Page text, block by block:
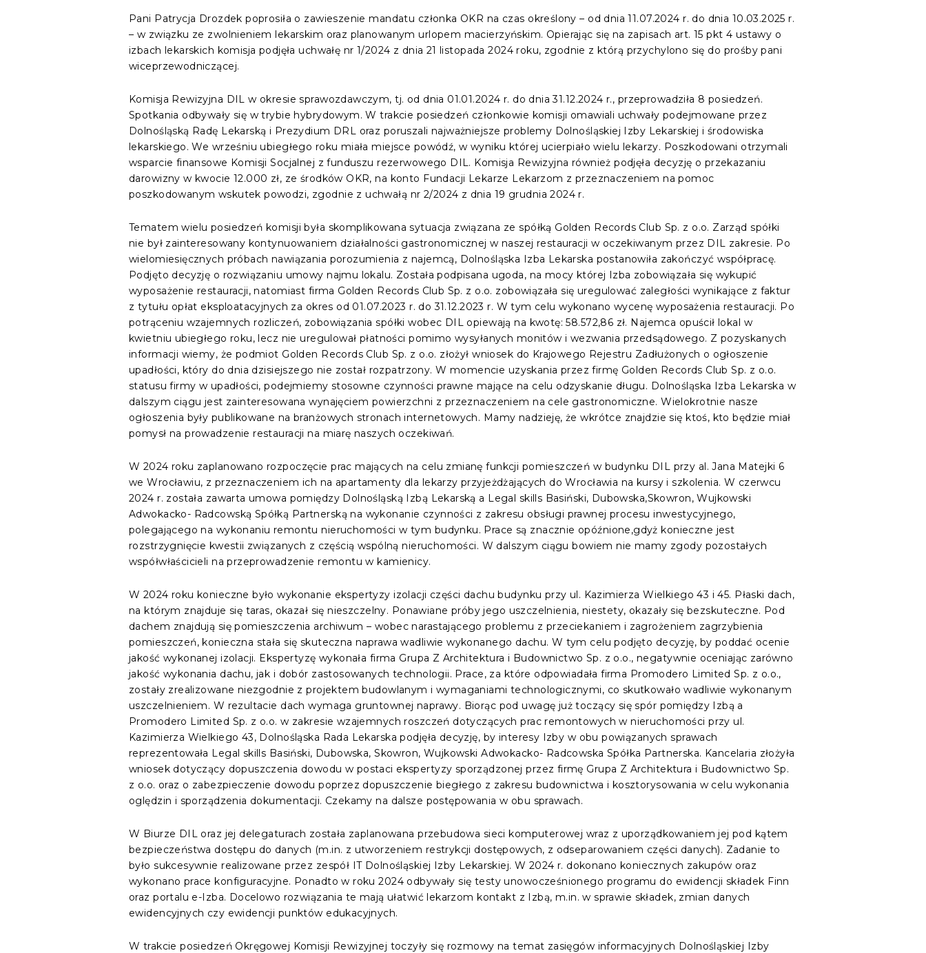
Pani Patrycja Drozdek poprosiła o zawieszenie mandatu członka OKR na czas określony – od dnia 11.07.2024 r. do dnia 10.03.2025 r.
– w związku ze zwolnieniem lekarskim oraz planowanym urlopem macierzyńskim. Opierając się na zapisach art. 15 pkt 4 ustawy o
izbach lekarskich komisja podjęła uchwałę nr 1/2024 z dnia 21 listopada 2024 roku, zgodnie z którą przychylono się do prośby pani
wiceprzewodniczącej.
Komisja Rewizyjna DIL w okresie sprawozdawczym, tj. od dnia 01.01.2024 r. do dnia 31.12.2024 r., przeprowadziła 8 posiedzeń.
Spotkania odbywały się w trybie hybrydowym. W trakcie posiedzeń członkowie komisji omawiali uchwały podejmowane przez
Dolnośląską Radę Lekarską i Prezydium DRL oraz poruszali najważniejsze problemy Dolnośląskiej Izby Lekarskiej i środowiska
lekarskiego. We wrześniu ubiegłego roku miała miejsce powódź, w wyniku której ucierpiało wielu lekarzy. Poszkodowani otrzymali
wsparcie finansowe Komisji Socjalnej z funduszu rezerwowego DIL. Komisja Rewizyjna również podjęła decyzję o przekazaniu
darowizny w kwocie 12.000 zł, ze środków OKR, na konto Fundacji Lekarze Lekarzom z przeznaczeniem na pomoc
poszkodowanym wskutek powodzi, zgodnie z uchwałą nr 2/2024 z dnia 19 grudnia 2024 r.
Tematem wielu posiedzeń komisji była skomplikowana sytuacja związana ze spółką Golden Records Club Sp. z o.o. Zarząd spółki
nie był zainteresowany kontynuowaniem działalności gastronomicznej w naszej restauracji w oczekiwanym przez DIL zakresie. Po
wielomiesięcznych próbach nawiązania porozumienia z najemcą, Dolnośląska Izba Lekarska postanowiła zakończyć współpracę.
Podjęto decyzję o rozwiązaniu umowy najmu lokalu. Została podpisana ugoda, na mocy której Izba zobowiązała się wykupić
wyposażenie restauracji, natomiast firma Golden Records Club Sp. z o.o. zobowiązała się uregulować zaległości wynikające z faktur
z tytułu opłat eksploatacyjnych za okres od 01.07.2023 r. do 31.12.2023 r. W tym celu wykonano wycenę wyposażenia restauracji. Po
potrąceniu wzajemnych rozliczeń, zobowiązania spółki wobec DIL opiewają na kwotę: 58.572,86 zł. Najemca opuścił lokal w
kwietniu ubiegłego roku, lecz nie uregulował płatności pomimo wysyłanych monitów i wezwania przedsądowego. Z pozyskanych
informacji wiemy, że podmiot Golden Records Club Sp. z o.o. złożył wniosek do Krajowego Rejestru Zadłużonych o ogłoszenie
upadłości, który do dnia dzisiejszego nie został rozpatrzony. W momencie uzyskania przez firmę Golden Records Club Sp. z o.o.
statusu firmy w upadłości, podejmiemy stosowne czynności prawne mające na celu odzyskanie długu. Dolnośląska Izba Lekarska w
dalszym ciągu jest zainteresowana wynajęciem powierzchni z przeznaczeniem na cele gastronomiczne. Wielokrotnie nasze
ogłoszenia były publikowane na branżowych stronach internetowych. Mamy nadzieję, że wkrótce znajdzie się ktoś, kto będzie miał
pomysł na prowadzenie restauracji na miarę naszych oczekiwań.
W 2024 roku zaplanowano rozpoczęcie prac mających na celu zmianę funkcji pomieszczeń w budynku DIL przy al. Jana Matejki 6
we Wrocławiu, z przeznaczeniem ich na apartamenty dla lekarzy przyjeżdżających do Wrocławia na kursy i szkolenia. W czerwcu
2024 r. została zawarta umowa pomiędzy Dolnośląską Izbą Lekarską a Legal skills Basiński, Dubowska,Skowron, Wujkowski
Adwokacko- Radcowską Spółką Partnerską na wykonanie czynności z zakresu obsługi prawnej procesu inwestycyjnego,
polegającego na wykonaniu remontu nieruchomości w tym budynku. Prace są znacznie opóźnione,gdyż konieczne jest
rozstrzygnięcie kwestii związanych z częścią wspólną nieruchomości. W dalszym ciągu bowiem nie mamy zgody pozostałych
współwłaścicieli na przeprowadzenie remontu w kamienicy.
W 2024 roku konieczne było wykonanie ekspertyzy izolacji części dachu budynku przy ul. Kazimierza Wielkiego 43 i 45. Płaski dach,
na którym znajduje się taras, okazał się nieszczelny. Ponawiane próby jego uszczelnienia, niestety, okazały się bezskuteczne. Pod
dachem znajdują się pomieszczenia archiwum – wobec narastającego problemu z przeciekaniem i zagrożeniem zagrzybienia
pomieszczeń, konieczna stała się skuteczna naprawa wadliwie wykonanego dachu. W tym celu podjęto decyzję, by poddać ocenie
jakość wykonanej izolacji. Ekspertyzę wykonała firma Grupa Z Architektura i Budownictwo Sp. z o.o., negatywnie oceniając zarówno
jakość wykonania dachu, jak i dobór zastosowanych technologii. Prace, za które odpowiadała firma Promodero Limited Sp. z o.o.,
zostały zrealizowane niezgodnie z projektem budowlanym i wymaganiami technologicznymi, co skutkowało wadliwie wykonanym
uszczelnieniem. W rezultacie dach wymaga gruntownej naprawy. Biorąc pod uwagę już toczący się spór pomiędzy Izbą a
Promodero Limited Sp. z o.o. w zakresie wzajemnych roszczeń dotyczących prac remontowych w nieruchomości przy ul.
Kazimierza Wielkiego 43, Dolnośląska Rada Lekarska podjęła decyzję, by interesy Izby w obu powiązanych sprawach
reprezentowała Legal skills Basiński, Dubowska, Skowron, Wujkowski Adwokacko- Radcowska Spółka Partnerska. Kancelaria złożyła
wniosek dotyczący dopuszczenia dowodu w postaci ekspertyzy sporządzonej przez firmę Grupa Z Architektura i Budownictwo Sp.
z o.o. oraz o zabezpieczenie dowodu poprzez dopuszczenie biegłego z zakresu budownictwa i kosztorysowania w celu wykonania
oględzin i sporządzenia dokumentacji. Czekamy na dalsze postępowania w obu sprawach.
W Biurze DIL oraz jej delegaturach została zaplanowana przebudowa sieci komputerowej wraz z uporządkowaniem jej pod kątem
bezpieczeństwa dostępu do danych (m.in. z utworzeniem restrykcji dostępowych, z odseparowaniem części danych). Zadanie to
było sukcesywnie realizowane przez zespół IT Dolnośląskiej Izby Lekarskiej. W 2024 r. dokonano koniecznych zakupów oraz
wykonano prace konfiguracyjne. Ponadto w roku 2024 odbywały się testy unowocześnionego programu do ewidencji składek Finn
oraz portalu e-Izba. Docelowo rozwiązania te mają ułatwić lekarzom kontakt z Izbą, m.in. w sprawie składek, zmian danych
ewidencyjnych czy ewidencji punktów edukacyjnych.
W trakcie posiedzeń Okręgowej Komisji Rewizyjnej toczyły się rozmowy na temat zasięgów informacyjnych Dolnośląskiej Izby